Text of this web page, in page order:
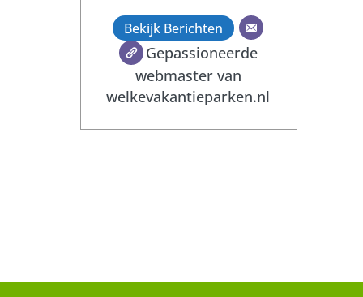
Bekijk Berichten
Gepassioneerde
webmaster van
welkevakantieparken.nl